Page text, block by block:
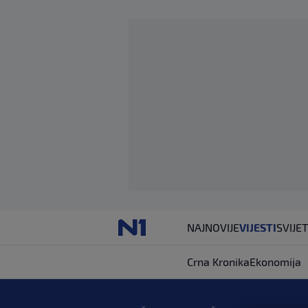
NAJNOVIJEVIJESTISVIJET
Crna KronikaEkonomija